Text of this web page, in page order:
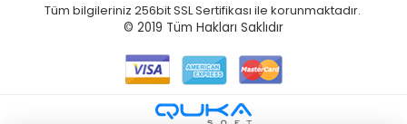
Tüm bilgileriniz 256bit SSL Sertifikası ile korunmaktadır.
© 2019 Tüm Hakları Saklıdır